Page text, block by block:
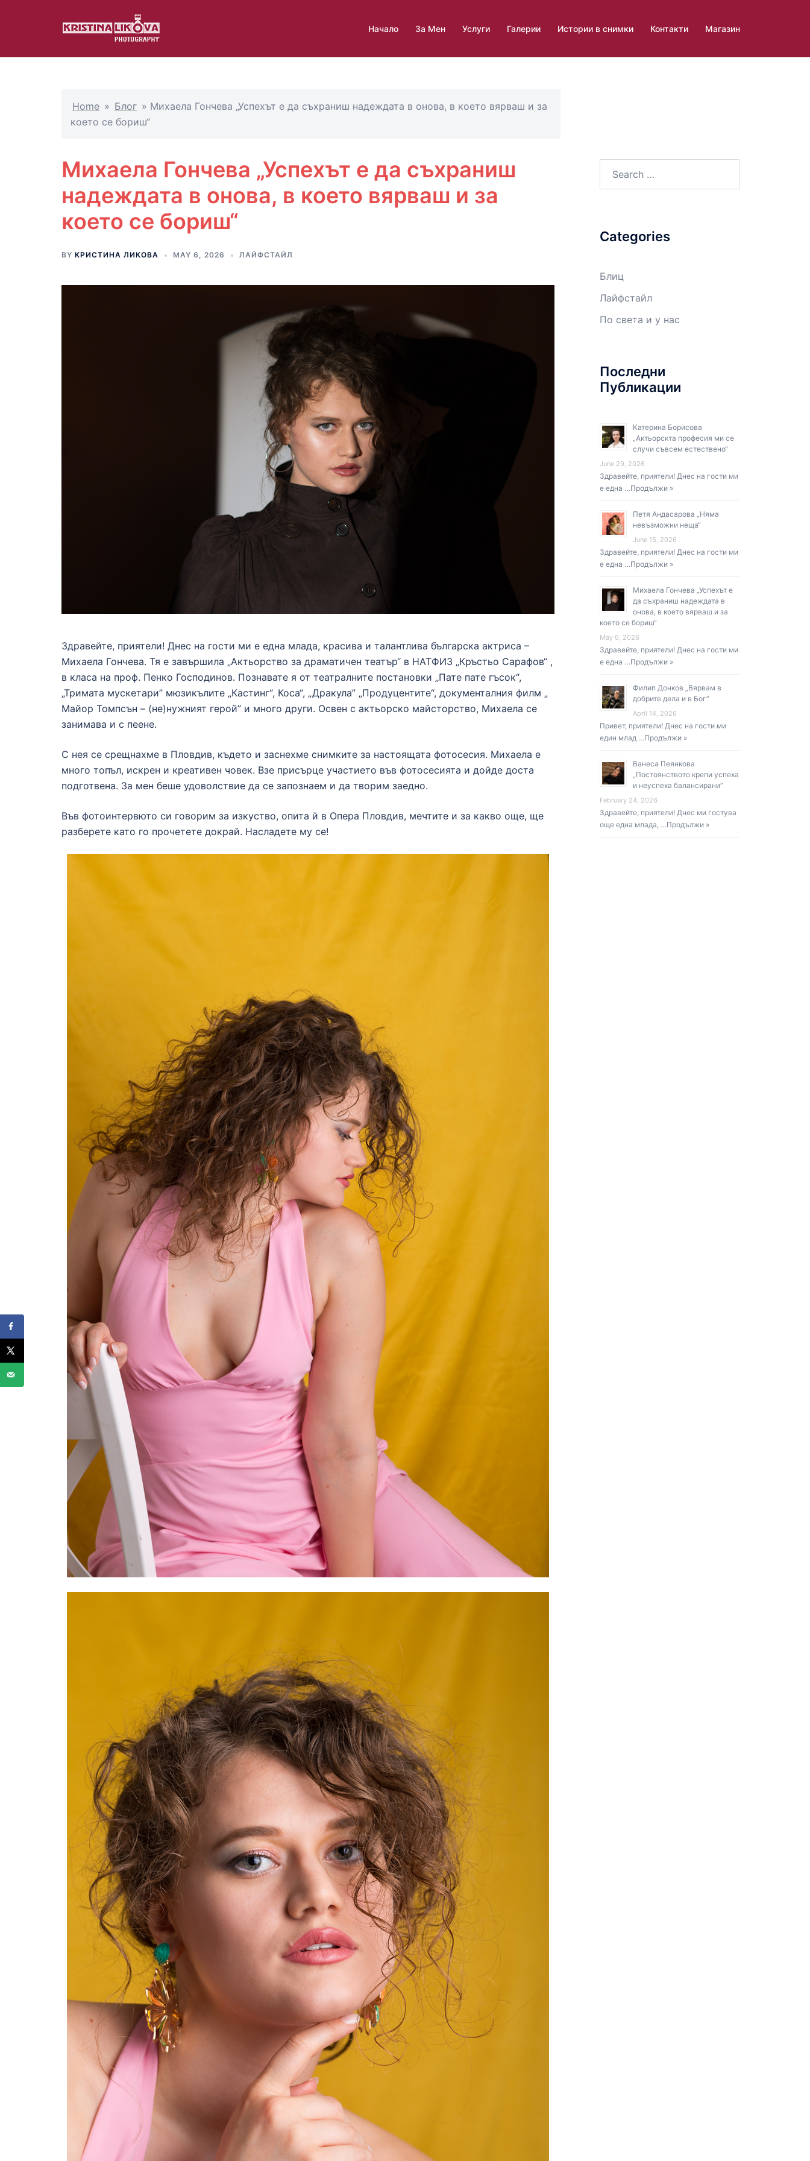
Начало За Мен Услуги Галерии Истории в снимки Контакти Магазин
Home » Блог » Михаела Гончева „Успехът е да съхраниш надеждата в онова, в което вярваш и за
което се бориш“
Михаела Гончева „Успехът е да съхраниш
надеждата в онова, в което вярваш и за
което се бориш“
BY КРИСТИНА ЛИКОВА MAY 6, 2026 ЛАЙФСТАЙЛ
Здравейте, приятели! Днес на гости ми е една млада, красива и талантлива българска актриса –
Михаела Гончева. Тя е завършила „Актьорство за драматичен театър“ в НАТФИЗ „Кръстьо Сарафов“ ,
в класа на проф. Пенко Господинов. Познавате я от театралните постановки „Пате пате гъсок“,
„Тримата мускетари” мюзикълите „Кастинг“, Коса“, „Дракула” „Продуцентите“, документалния филм „
Майор Томпсън – (не)нужният герой” и много други. Освен с актьорско майсторство, Михаела се
занимава и с пеене.
С нея се срещнахме в Пловдив, където и заснехме снимките за настоящата фотосесия. Михаела е
много топъл, искрен и креативен човек. Взе присърце участието във фотосесията и дойде доста
подготвена. За мен беше удоволствие да се запознаем и да творим заедно.
Във фотоинтервюто си говорим за изкуство, опита й в Опера Пловдив, мечтите и за какво още, ще
разберете като го прочетете докрай. Насладете му се!
Categories
Блиц
Лайфстайл
По света и у нас
Последни
Публикации
Катерина Борисова
„Актьорскта професия ми се
случи съвсем естествено“
June 29, 2026
Здравейте, приятели! Днес на гости ми
е една …Продължи »
Петя Андасарова „Няма
невъзможни неща“
June 15, 2026
Здравейте, приятели! Днес на гости ми
е една …Продължи »
Михаела Гончева „Успехът е
да съхраниш надеждата в
онова, в което вярваш и за
което се бориш“
May 6, 2026
Здравейте, приятели! Днес на гости ми
е една …Продължи »
Филип Донков „Вярвам в
добрите дела и в Бог“
April 14, 2026
Привет, приятели! Днес на гости ми
един млад …Продължи »
Ванеса Пеянкова
„Постоянството крепи успеха
и неуспеха балансирани”
February 24, 2026
Здравейте, приятели! Днес ми гостува
още една млада, …Продължи »